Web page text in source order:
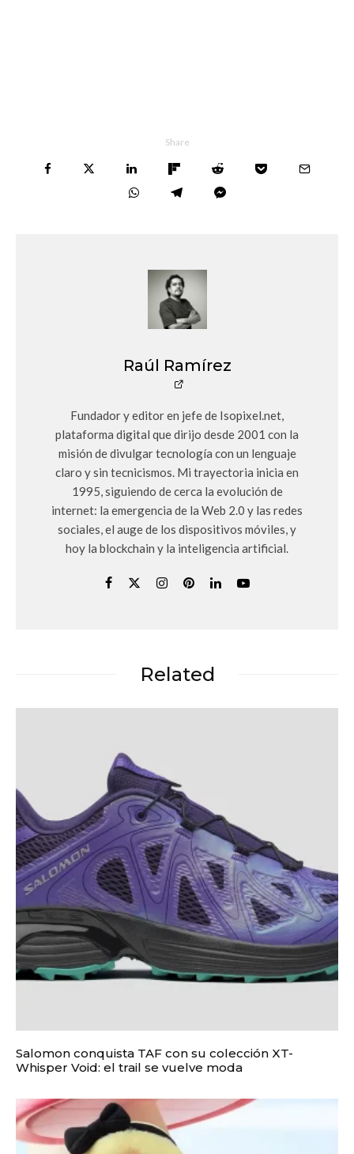
Share
Raúl Ramírez
Fundador y editor en jefe de Isopixel.net,
plataforma digital que dirijo desde 2001 con la
misión de divulgar tecnología con un lenguaje
claro y sin tecnicismos. Mi trayectoria inicia en
1995, siguiendo de cerca la evolución de
internet: la emergencia de la Web 2.0 y las redes
sociales, el auge de los dispositivos móviles, y
hoy la blockchain y la inteligencia artificial.
Related
Salomon conquista TAF con su colección XT-
Whisper Void: el trail se vuelve moda